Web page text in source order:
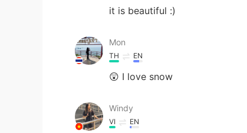
it is beautiful :)
Mon
TH EN
😲 I love snow
Windy
VI EN